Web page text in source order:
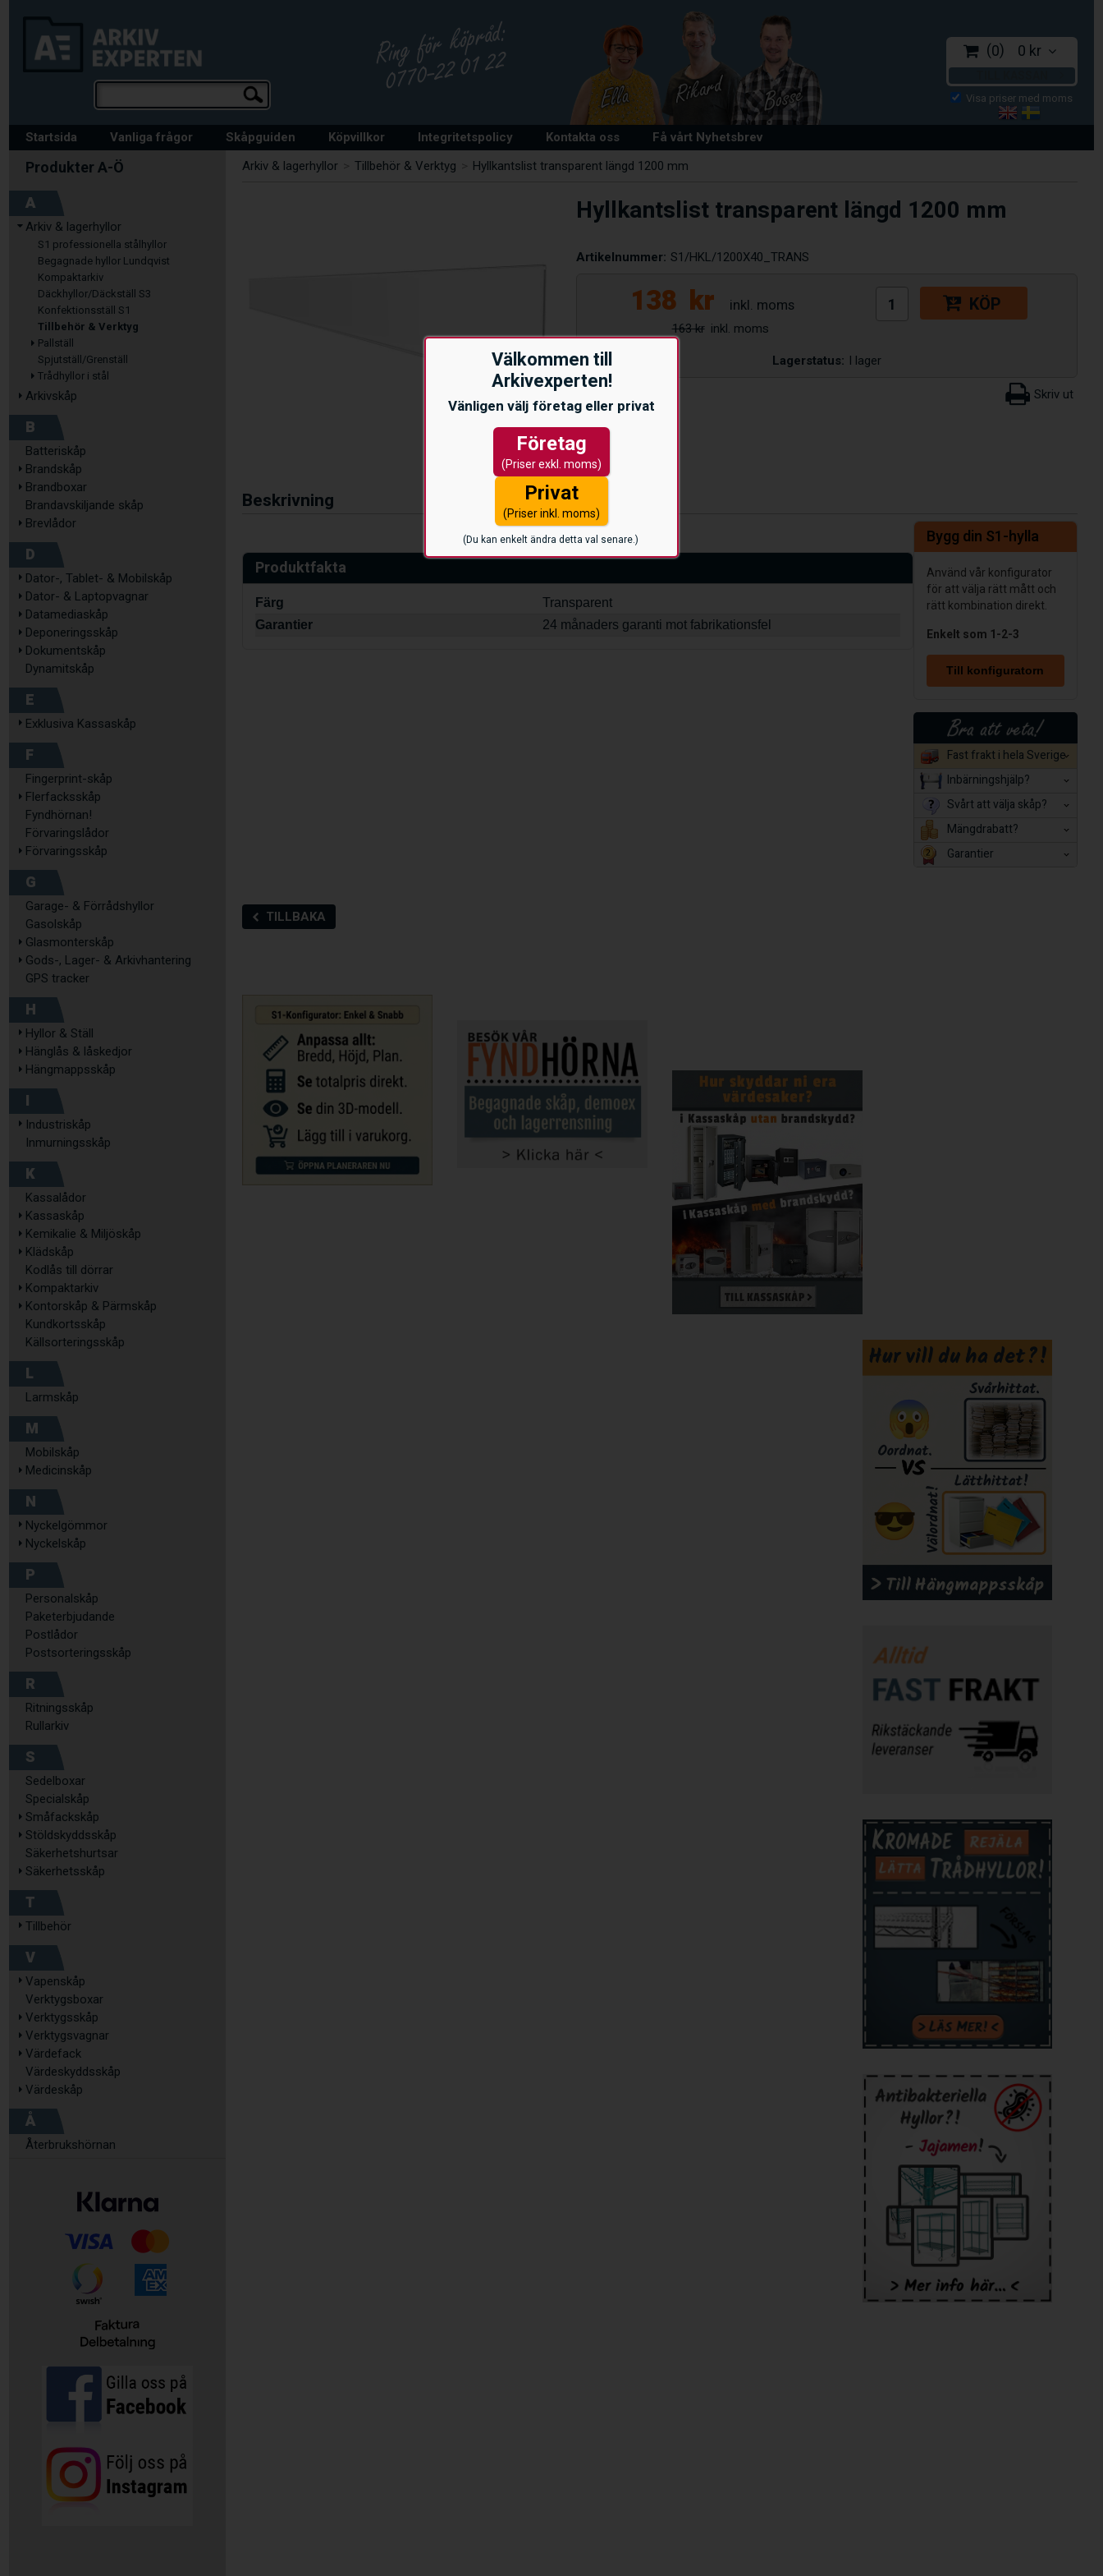
Välkommen till
Arkivexperten!
Vänligen välj företag eller privat
Företag
(Priser exkl. moms)
Privat
(Priser inkl. moms)
(Du kan enkelt ändra detta val senare.)
0 0 kr
Startsida Vanliga frågor Skåpguiden Köpvillkor Integritetspolicy Kontakta oss Få vårt Nyhetsbrev
A
Arkiv & lagerhyllor
S1 professionella stålhyllor
Begagnade hyllor Lundqvist
Kompaktarkiv
Däckhyllor/Däckställ S3
Konfektionsställ S1
Tillbehör & Verktyg
Pallställ
Spjutställ/Grenställ
Trådhyllor i stål
Arkivskåp
B
Batteriskåp
Brandskåp
Brandboxar
Brandavskiljande skåp
Brevlådor
D
Dator-, Tablet- & Mobilskåp
Dator- & Laptopvagnar
Datamediaskåp
Deponeringsskåp
Dokumentskåp
Dynamitskåp
E
Exklusiva Kassaskåp
F
Fingerprint-skåp
Flerfacksskåp
Fyndhörnan!
Förvaringslådor
Förvaringsskåp
G
Garage- & Förrådshyllor
Gasolskåp
Glasmonterskåp
Gods-, Lager- & Arkivhantering
GPS tracker
H
Hyllor & Ställ
Hänglås & låskedjor
Hängmappsskåp
I
Industriskåp
Inmurningsskåp
K
Kassalådor
Kassaskåp
Kemikalie & Miljöskåp
Klädskåp
Kodlås till dörrar
Kompaktarkiv
Kontorskåp & Pärmskåp
Kundkortsskåp
Källsorteringsskåp
L
Larmskåp
M
Mobilskåp
Medicinskåp
N
Nyckelgömmor
Nyckelskåp
P
Personalskåp
Paketerbjudande
Postlådor
Postsorteringsskåp
R
Ritningsskåp
Rullarkiv
S
Sedelboxar
Specialskåp
Småfackskåp
Stöldskyddsskåp
Säkerhetshurtsar
Säkerhetsskåp
T
Tillbehör
V
Vapenskåp
Verktygsboxar
Verktygsskåp
Verktygsvagnar
Värdefack
Värdeskyddsskåp
Värdeskåp
Å
Återbrukshörnan
Arkiv & lagerhyllor Tillbehör & Verktyg Hyllkantslist transparent längd 1200 mm
Hyllkantslist transparent längd 1200 mm
Artikelnummer: S1/HKL/1200X40_TRANS
138 kr
163 kr
KÖP
Lagerstatus: I lager
Beskrivning
Bygg din S1-hylla
Använd vår konfigurator
för att välja rätt mått och
rätt kombination direkt.
Enkelt som 1-2-3
Till konfiguratorn
Fast frakt i hela Sverige
Inbärningshjälp?
Svårt att välja skåp?
Mängdrabatt?
Garantier
Produktfakta
Färg
Transparent
Garantier
24 månaders garanti mot fabrikationsfel
TILLBAKA